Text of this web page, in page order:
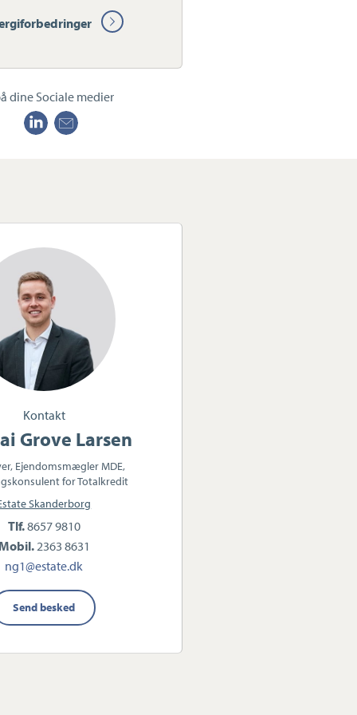
dine Sociale medier
Kontakt
Grove Larsen
Ejendomsmægler MDE,
for Totalkredit
Skanderborg
Tlf.8657 9810
2363 8631
ng1@estate.dk
Send besked